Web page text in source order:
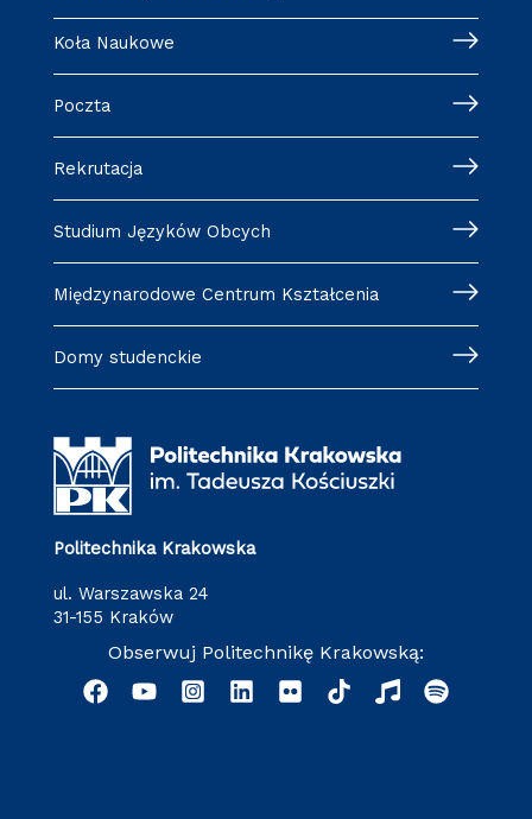
Koła Naukowe
Poczta
Rekrutacja
Studium Języków Obcych
Międzynarodowe Centrum Kształcenia
Domy studenckie
Politechnika Krakowska
ul. Warszawska 24
31-155 Kraków
Obserwuj Politechnikę Krakowską: